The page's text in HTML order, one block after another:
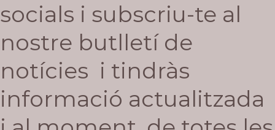
socials i subscriu-te al
nostre butlletí de
notícies i tindràs
informació actualitzada